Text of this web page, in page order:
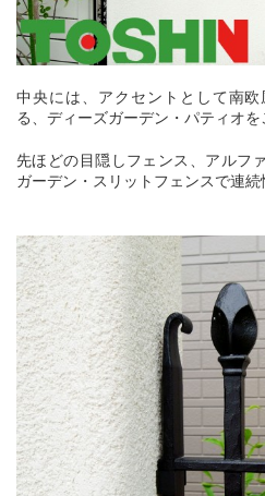
中央には、アクセントとして南
る、ディーズガーデン・パティオを
先ほどの目隠しフェンス、アルフ
ガーデン・スリットフェンスで連続